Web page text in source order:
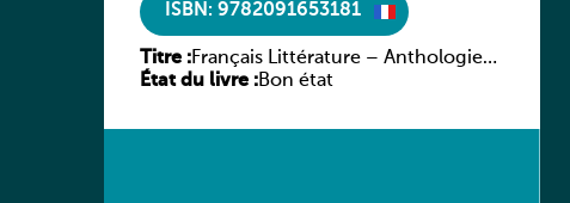
ISBN: 9782091653181
Titre :Français Littérature – Anthologie
chronologique 2de/1re
État du livre :Bon état